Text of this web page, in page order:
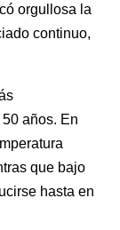
orgullosa la
continuo,
años. En
que bajo
hasta en